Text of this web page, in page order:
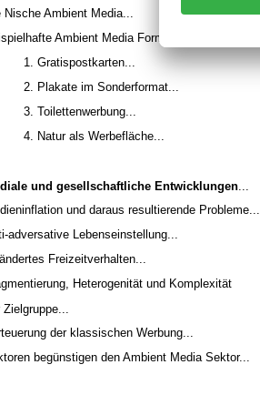
Nische Ambient Media...
Ambient Media Formate...
1. Gratispostkarten...
2. Plakate im Sonderformat...
3. Toilettenwerbung...
4. Natur als Werbefläche...
und gesellschaftliche Entwicklungen...
und daraus resultierende Probleme...
adversative Lebenseinstellung...
Freizeitverhalten...
Heterogenität und Komplexität
der klassischen Werbung...
begünstigen den Ambient Media Sektor...